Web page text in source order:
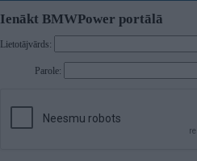
Ienākt BMWPower portālā
Lietotājvārds:
Parole: